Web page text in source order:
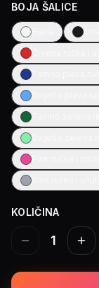
BOJA ŠALICE
KOLIČINA
1